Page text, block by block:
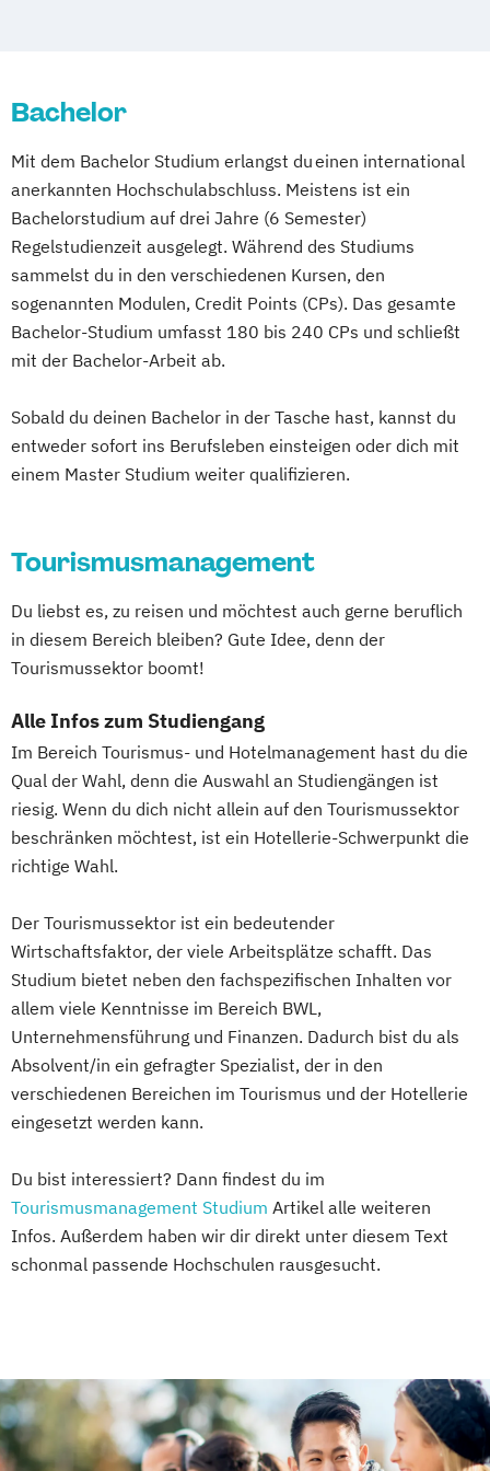
Bachelor
Mit dem Bachelor Studium erlangst du einen international
anerkannten Hochschulabschluss. Meistens ist ein
Bachelorstudium auf drei Jahre (6 Semester)
Regelstudienzeit ausgelegt. Während des Studiums
sammelst du in den verschiedenen Kursen, den
sogenannten Modulen, Credit Points (CPs). Das gesamte
Bachelor-Studium umfasst 180 bis 240 CPs und schließt
mit der Bachelor-Arbeit ab.
Sobald du deinen Bachelor in der Tasche hast, kannst du
entweder sofort ins Berufsleben einsteigen oder dich mit
einem Master Studium weiter qualifizieren.
Tourismusmanagement
Du liebst es, zu reisen und möchtest auch gerne beruflich
in diesem Bereich bleiben? Gute Idee, denn der
Tourismussektor boomt!
Alle Infos zum Studiengang
Im Bereich Tourismus- und Hotelmanagement hast du die
Qual der Wahl, denn die Auswahl an Studiengängen ist
riesig. Wenn du dich nicht allein auf den Tourismussektor
beschränken möchtest, ist ein Hotellerie-Schwerpunkt die
richtige Wahl.
Der Tourismussektor ist ein bedeutender
Wirtschaftsfaktor, der viele Arbeitsplätze schafft. Das
Studium bietet neben den fachspezifischen Inhalten vor
allem viele Kenntnisse im Bereich BWL,
Unternehmensführung und Finanzen. Dadurch bist du als
Absolvent/in ein gefragter Spezialist, der in den
verschiedenen Bereichen im Tourismus und der Hotellerie
eingesetzt werden kann.
Du bist interessiert? Dann findest du im
Tourismusmanagement Studium Artikel alle weiteren
Infos. Außerdem haben wir dir direkt unter diesem Text
schonmal passende Hochschulen rausgesucht.